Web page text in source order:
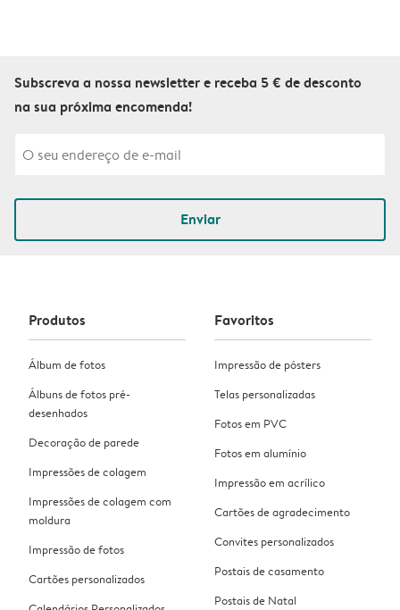
Subscreva a nossa newsletter e receba 5 € de desconto
na sua próxima encomenda!
Enviar
Produtos
Álbum de fotos
Álbuns de fotos pré-
desenhados
Decoração de parede
Impressões de colagem
Impressões de colagem com
moldura
Impressão de fotos
Cartões personalizados
Favoritos
Impressão de pósters
Telas personalizadas
Fotos em PVC
Fotos em alumínio
Impressão em acrílico
Cartões de agradecimento
Convites personalizados
Postais de casamento
Postais de Natal